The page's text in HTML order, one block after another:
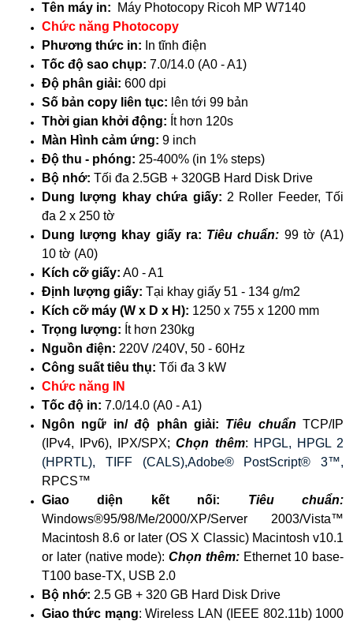
Tên máy in: Máy Photocopy Ricoh MP W7140
Chức năng Photocopy
Phương thức in: In tĩnh điện
Tốc độ sao chụp: 7.0/14.0 (A0 - A1)
Độ phân giải: 600 dpi
Số bản copy liên tục: lên tới 99 bản
Thời gian khởi động: Ít hơn 120s
Màn Hình cảm ứng: 9 inch
Độ thu - phóng: 25-400% (in 1% steps)
Bộ nhớ: Tối đa 2.5GB + 320GB Hard Disk Drive
Dung lượng khay chứa giấy: 2 Roller Feeder, Tối
đa 2 x 250 tờ
Dung lượng khay giấy ra: Tiêu chuẩn: 99 tờ (A1)
10 tờ (A0)
Kích cỡ giấy: A0 - A1
Định lượng giấy: Tại khay giấy 51 - 134 g/m2
Kích cỡ máy (W x D x H): 1250 x 755 x 1200 mm
Trọng lượng: Ít hơn 230kg
Nguồn điện: 220V /240V, 50 - 60Hz
Công suất tiêu thụ: Tối đa 3 kW
Chức năng IN
Tốc độ in: 7.0/14.0 (A0 - A1)
Ngôn ngữ in/ độ phân giải: Tiêu chuẩn TCP/IP
(IPv4, IPv6), IPX/SPX;Chọn thêm: HPGL, HPGL 2
(HPRTL), TIFF (CALS),Adobe® PostScript® 3™,
RPCS™
Giao diện kết nối: Tiêu chuẩn:
Windows®95/98/Me/2000/XP/Server 2003/Vista™
Macintosh 8.6 or later (OS X Classic) Macintosh v10.1
or later (native mode): Chọn thêm: Ethernet 10 base-
T100 base-TX, USB 2.0
Bộ nhớ: 2.5 GB + 320 GB Hard Disk Drive
Giao thức mạng: Wireless LAN (IEEE 802.11b) 1000